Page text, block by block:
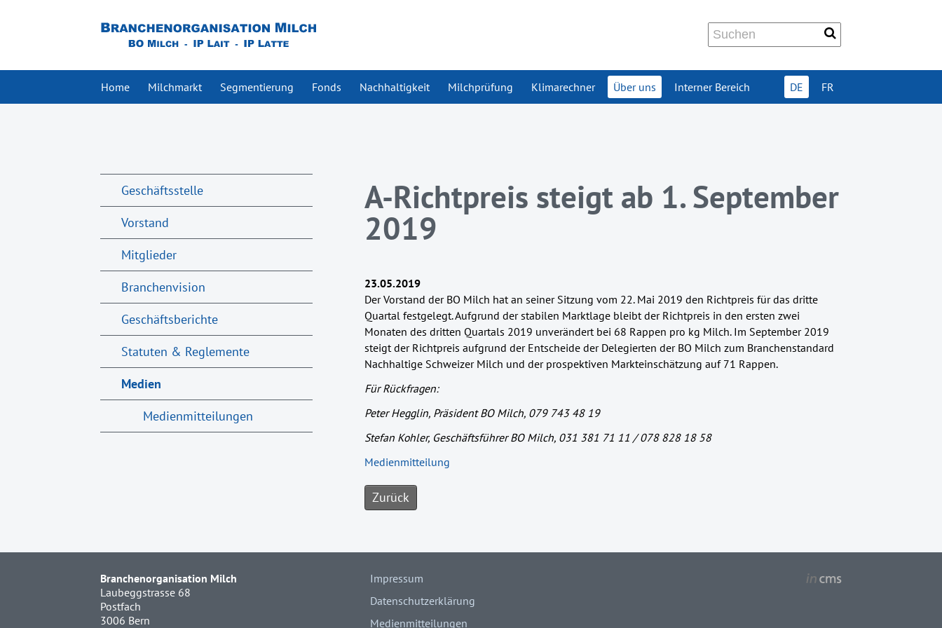
Home Milchmarkt Segmentierung Fonds Nachhaltigkeit Milchprüfung Klimarechner Über uns Interner Bereich DE FR
A-Richtpreis steigt ab 1. September
2019
23.05.2019
Der Vorstand der BO Milch hat an seiner Sitzung vom 22. Mai 2019 den Richtpreis für das dritte
Quartal festgelegt. Aufgrund der stabilen Marktlage bleibt der Richtpreis in den ersten zwei
Monaten des dritten Quartals 2019 unverändert bei 68 Rappen pro kg Milch. Im September 2019
steigt der Richtpreis aufgrund der Entscheide der Delegierten der BO Milch zum Branchenstandard
Nachhaltige Schweizer Milch und der prospektiven Markteinschätzung auf 71 Rappen.
Für Rückfragen:
Peter Hegglin, Präsident BO Milch, 079 743 48 19
Stefan Kohler, Geschäftsführer BO Milch, 031 381 71 11 / 078 828 18 58
Medienmitteilung
Zurück
Geschäftsstelle
Vorstand
Mitglieder
Branchenvision
Geschäftsberichte
Statuten & Reglemente
Medien
Medienmitteilungen
Branchenorganisation Milch
Laubeggstrasse 68
Postfach
3006 Bern
Impressum
Datenschutzerklärung
Medienmitteilungen